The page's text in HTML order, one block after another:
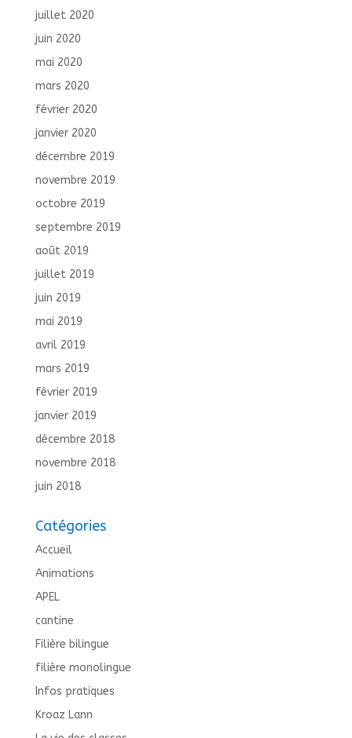
juillet 2020
juin 2020
mai 2020
mars 2020
février 2020
janvier 2020
décembre 2019
novembre 2019
octobre 2019
septembre 2019
août 2019
juillet 2019
juin 2019
mai 2019
avril 2019
mars 2019
février 2019
janvier 2019
décembre 2018
novembre 2018
juin 2018
Catégories
Accueil
Animations
APEL
cantine
Filière bilingue
filière monolingue
Infos pratiques
Kroaz Lann